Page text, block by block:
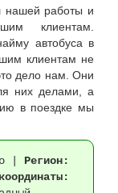
нашей работы и
клиентам.
автобуса в
клиентам не
дело нам. Они
них делами, а
в поездке мы
Регион: